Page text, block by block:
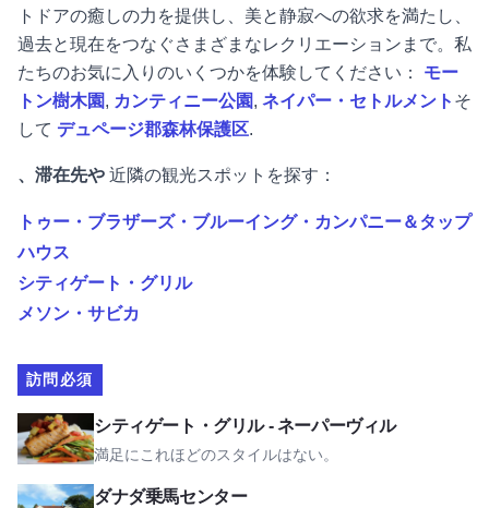
トドアの癒しの力を提供し、美と静寂への欲求を満たし、
過去と現在をつなぐさまざまなレクリエーションまで。私
たちのお気に入りのいくつかを体験してください： モー
トン樹木園, カンティニー公園, ネイパー・セトルメント そ
して デュページ郡森林保護区.
、滞在先や 近隣の観光スポットを探す：
トゥー・ブラザーズ・ブルーイング・カンパニー＆タップ
ハウス
シティゲート・グリル
メソン・サビカ
訪問必須
シティゲート・グリル - ネーパーヴィル
満足にこれほどのスタイルはない。
CityGateグリル - ネーパーヴィルを見る
ダナダ乗馬センター
ダナダ乗馬センターを見る